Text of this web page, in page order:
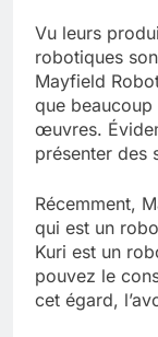
Vu leurs
robotiques
Mayfield
que beaucoup
œuvres.
présenter des
Récemment,
qui est un
Kuri est un
pouvez le
cet égard,